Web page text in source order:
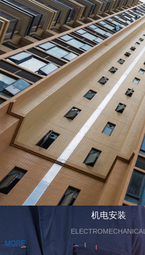
机电安装
ELECTROMECHANICAL
MORE